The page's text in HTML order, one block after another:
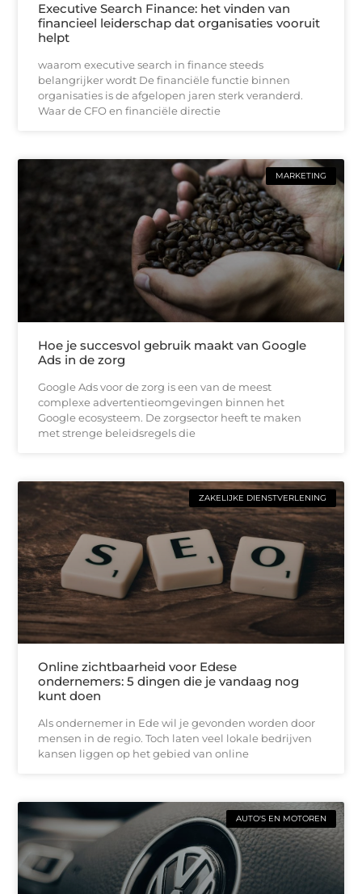
Executive Search Finance: het vinden van
financieel leiderschap dat organisaties vooruit
helpt
waarom executive search in finance steeds
belangrijker wordt De financiële functie binnen
organisaties is de afgelopen jaren sterk veranderd.
Waar de CFO en financiële directie
MARKETING
Hoe je succesvol gebruik maakt van Google
Ads in de zorg
Google Ads voor de zorg is een van de meest
complexe advertentieomgevingen binnen het
Google ecosysteem. De zorgsector heeft te maken
met strenge beleidsregels die
ZAKELIJKE DIENSTVERLENING
Online zichtbaarheid voor Edese
ondernemers: 5 dingen die je vandaag nog
kunt doen
Als ondernemer in Ede wil je gevonden worden door
mensen in de regio. Toch laten veel lokale bedrijven
kansen liggen op het gebied van online
AUTO'S EN MOTOREN